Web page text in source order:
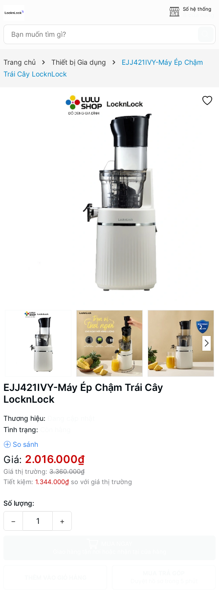
Số hệ thống
Trang chủ Thiết bị Gia dụng
EJJ421IVY-Máy Ép Chậm
Trái Cây LocknLock
EJJ421IVY-Máy Ép Chậm Trái Cây
LocknLock
Thương hiệu:
Tình trạng:
Giá: 2.016.000₫
Giá thị trường: 3.360.000₫
Tiết kiệm: 1.344.000₫ so với giá thị trường
Số lượng:
− +